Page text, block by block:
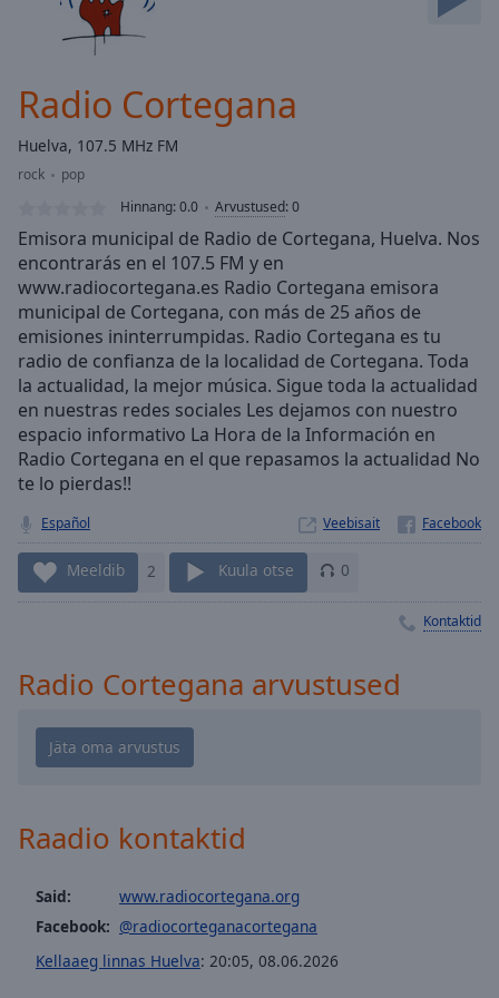
Current
Time0:00
Duration
Loaded :
Stream
TypeLIVE
Seek to
currently
behind
LIVE
Remaining
Time-
Playback
Rate
Chapters
Chapters
descriptions
selected
subtitles
settings
subtitles
settings
subtitles
Radio Cortegana
Huelva, 107.5 MHz FM
rock
pop
Hinnang:0.0 Arvustused:0
Emisora municipal de Radio de Cortegana, Huelva. Nos
encontrarás en el 107.5 FM y en
www.radiocortegana.es Radio Cortegana emisora
municipal de Cortegana, con más de 25 años de
emisiones ininterrumpidas. Radio Cortegana es tu
radio de confianza de la localidad de Cortegana. Toda
la actualidad, la mejor música. Sigue toda la actualidad
en nuestras redes sociales Les dejamos con nuestro
espacio informativo La Hora de la Información en
Radio Cortegana en el que repasamos la actualidad No
te lo pierdas!!
Español Veebisait
Meeldib 2 Kuula otse 0
Kontaktid
Radio Cortegana arvustused
Raadio kontaktid
Said:
www.radiocortegana.org
Facebook: @radiocorteganacortegana
Kellaaeg linnas Huelva: 20:05, 08.06.2026